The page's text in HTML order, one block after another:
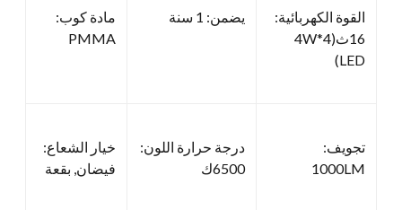
القوة الكهربائية:
16ث(4*4W
LED)
يضمن: 1 سنة
مادة كوب:
PMMA
تجويف:
1000LM
درجة حرارة اللون:
6500ك
خيار الشعاع:
فيضان, بقعة